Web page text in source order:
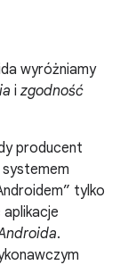
wyróżniamy
i zgodność
producent
tylko
.